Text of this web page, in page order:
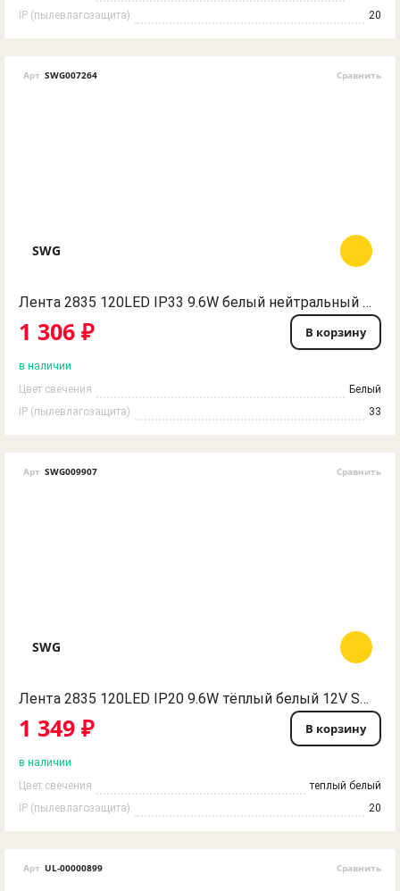
IP (пылевлагозащита)
20
Арт SWG007264 Сравнить
SWG
Лента 2835 120LED IP33 9.6W белый нейтральный 12V SWG
1 306 ₽ В корзину
в наличии
Цвет свечения
Белый
IP (пылевлагозащита)
33
Арт SWG009907 Сравнить
SWG
Лента 2835 120LED IP20 9.6W тёплый белый 12V SWG
1 349 ₽ В корзину
в наличии
Цвет свечения
теплый белый
IP (пылевлагозащита)
20
Арт UL-00000899 Сравнить